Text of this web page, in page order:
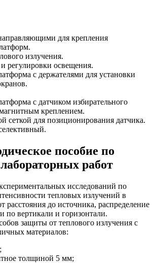
для крепления
излучения.
регулировки освещения.
с держателями для установки
с датчиком избирательного
креплением.
сеткой для позиционирования датчика.
пособие по
работ
исследований по
тепловых излучений в
расстояния до источника, распределение
по вертикали и горизонтали.
защиты от теплового излучения с
материалов:
толщиной 5 мм;